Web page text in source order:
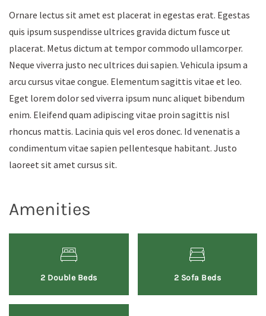
Ornare lectus sit amet est placerat in egestas erat. Egestas
quis ipsum suspendisse ultrices gravida dictum fusce ut
placerat. Metus dictum at tempor commodo ullamcorper.
Neque viverra justo nec ultrices dui sapien. Vehicula ipsum a
arcu cursus vitae congue. Elementum sagittis vitae et leo.
Eget lorem dolor sed viverra ipsum nunc aliquet bibendum
enim. Eleifend quam adipiscing vitae proin sagittis nisl
rhoncus mattis. Lacinia quis vel eros donec. Id venenatis a
condimentum vitae sapien pellentesque habitant. Justo
laoreet sit amet cursus sit.
Amenities
2 Double Beds 2 Sofa Beds